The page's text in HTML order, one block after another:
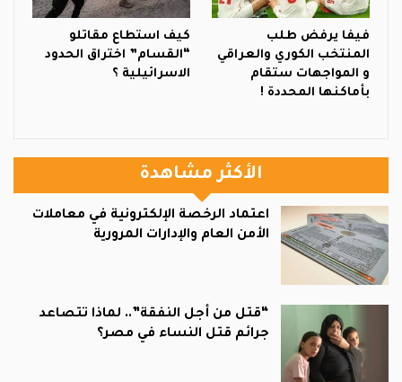
فيفا يرفض طلب
المنتخب الكوري والعراقي
و المواجهات ستقام
بأماكنها المحددة !
كيف استطاع مقاتلو
“القسام” اختراق الحدود
الاسرائيلية ؟
الأكثر مشاهدة
اعتماد الرخصة الإلكترونية في معاملات
الأمن العام والإدارات المرورية
“قتل من أجل النفقة”.. لماذا تتصاعد
جرائم قتل النساء في مصر؟